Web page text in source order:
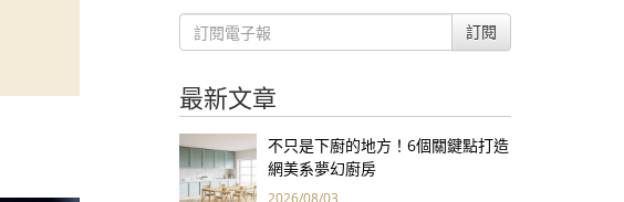
訂閱
最新文章
不只是下廚的地方！6個關鍵點打造
網美系夢幻廚房
2026/08/03